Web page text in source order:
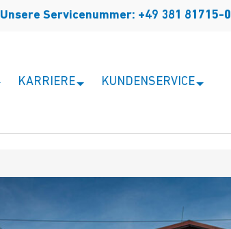
Unsere Servicenummer: +49 381 81715-0
KARRIERE KUNDENSERVICE